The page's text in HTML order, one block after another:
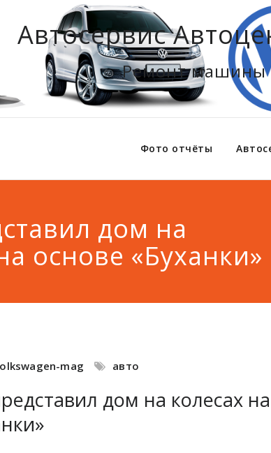
Автосервис
Ремонт машины
Фото отчёты
дом на
основе «Буханки»
mag авто
дом на колесах